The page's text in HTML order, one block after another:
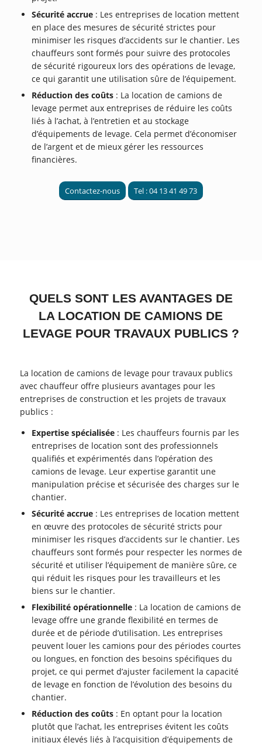
Sécurité accrue : Les entreprises de location mettent
en place des mesures de sécurité strictes pour
minimiser les risques d’accidents sur le chantier. Les
chauffeurs sont formés pour suivre des protocoles
de sécurité rigoureux lors des opérations de levage,
ce qui garantit une utilisation sûre de l’équipement.
Réduction des coûts : La location de camions de
levage permet aux entreprises de réduire les coûts
liés à l’achat, à l’entretien et au stockage
d’équipements de levage. Cela permet d’économiser
de l’argent et de mieux gérer les ressources
financières.
Contactez-nous Tel : 04 13 41 49 73
QUELS SONT LES AVANTAGES DE
LA LOCATION DE CAMIONS DE
LEVAGE POUR TRAVAUX PUBLICS ?
La location de camions de levage pour travaux publics
avec chauffeur offre plusieurs avantages pour les
entreprises de construction et les projets de travaux
publics :
Expertise spécialisée : Les chauffeurs fournis par les
entreprises de location sont des professionnels
qualifiés et expérimentés dans l’opération des
camions de levage. Leur expertise garantit une
manipulation précise et sécurisée des charges sur le
chantier.
Sécurité accrue : Les entreprises de location mettent
en œuvre des protocoles de sécurité stricts pour
minimiser les risques d’accidents sur le chantier. Les
chauffeurs sont formés pour respecter les normes de
sécurité et utiliser l’équipement de manière sûre, ce
qui réduit les risques pour les travailleurs et les
biens sur le chantier.
Flexibilité opérationnelle : La location de camions de
levage offre une grande flexibilité en termes de
durée et de période d’utilisation. Les entreprises
peuvent louer les camions pour des périodes courtes
ou longues, en fonction des besoins spécifiques du
projet, ce qui permet d’ajuster facilement la capacité
de levage en fonction de l’évolution des besoins du
chantier.
Réduction des coûts : En optant pour la location
plutôt que l’achat, les entreprises évitent les coûts
initiaux élevés liés à l’acquisition d’équipements de